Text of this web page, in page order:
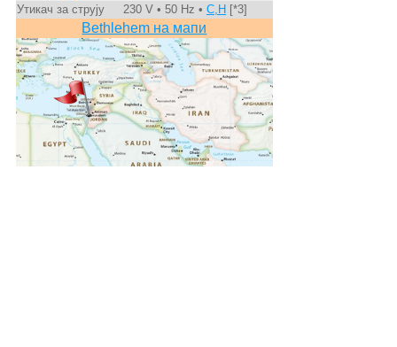
Утикач за струју
230 V • 50 Hz • C,H [*3]
Bethlehem на мапи